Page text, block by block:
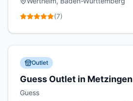
(7)
Outlet
Guess Outlet in Metzingen
Guess